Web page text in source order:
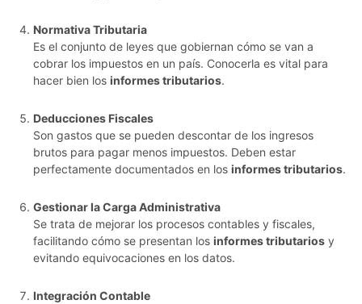
Normativa Tributaria
Es el conjunto de leyes que gobiernan cómo se van a
cobrar los impuestos en un país. Conocerla es vital para
hacer bien los informes tributarios.
Deducciones Fiscales
Son gastos que se pueden descontar de los ingresos
brutos para pagar menos impuestos. Deben estar
perfectamente documentados en los informes tributarios.
Gestionar la Carga Administrativa
Se trata de mejorar los procesos contables y fiscales,
facilitando cómo se presentan los informes tributarios y
evitando equivocaciones en los datos.
Integración Contable